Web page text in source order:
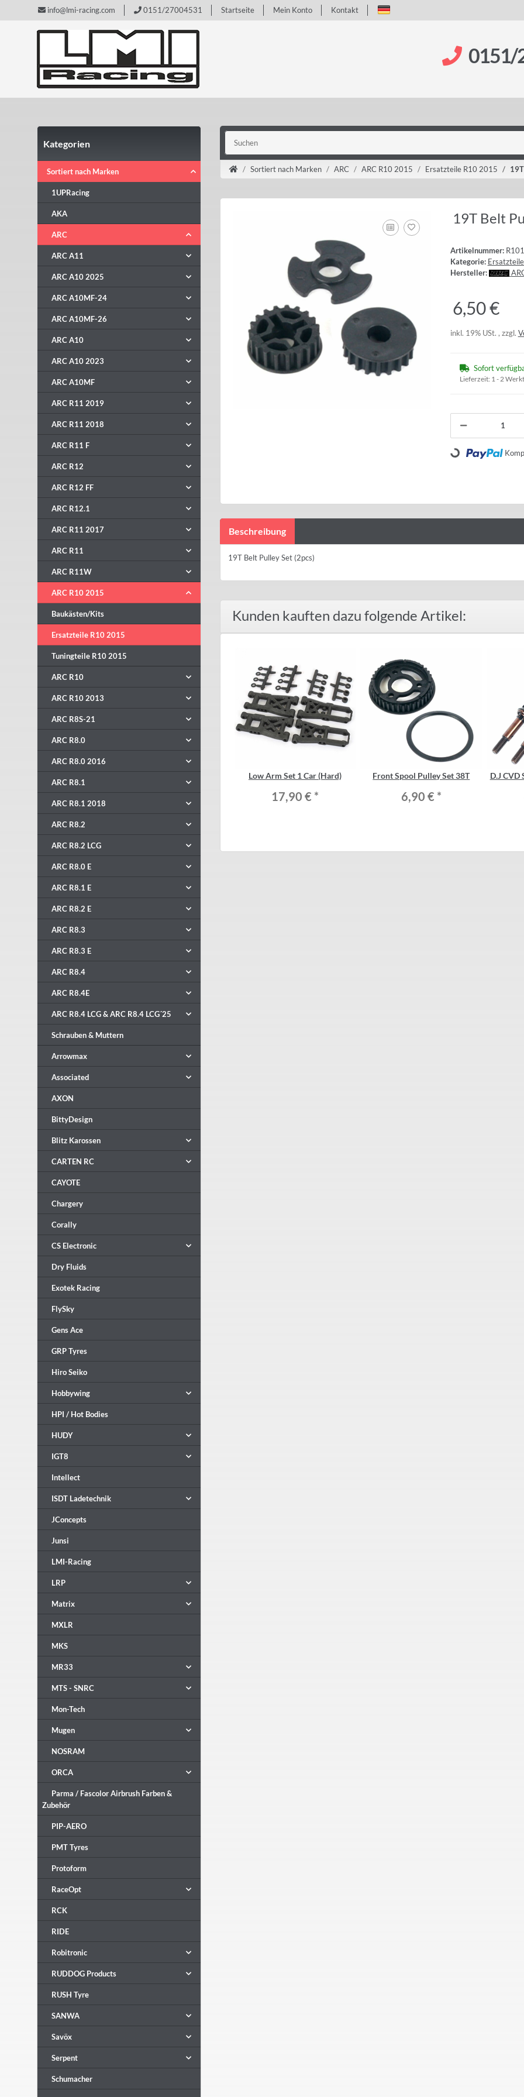
info@lmi-racing.com 0151/27004531 Startseite Mein Konto Kontakt
0151/
Sortiert nach Marken ARC ARC R10 2015 Ersatzteile R10 2015
19T Belt
Artikelnummer:
Kategorie:
Hersteller:
6,50 €
inkl. 19% USt. , zzgl.
Sofort
Lieferzeit: 1 - 2
Loading...
Beschreibung
19T Belt Pulley Set (2pcs)
Kunden kauften dazu folgende Artikel:
Low Arm Set 1 Car (Hard)
17,90 € *
Front Spool Pulley Set 38T
6,90 € *
D.J CVD
Kategorien
Sortiert nach Marken
1UPRacing
AKA
ARC
ARC A11
ARC A10 2025
ARC A10MF-24
ARC A10MF-26
ARC A10
ARC A10 2023
ARC A10MF
ARC R11 2019
ARC R11 2018
ARC R11 F
ARC R12
ARC R12 FF
ARC R12.1
ARC R11 2017
ARC R11
ARC R11W
ARC R10 2015
Baukästen/Kits
Ersatzteile R10 2015
Tuningteile R10 2015
ARC R10
ARC R10 2013
ARC R8S-21
ARC R8.0
ARC R8.0 2016
ARC R8.1
ARC R8.1 2018
ARC R8.2
ARC R8.2 LCG
ARC R8.0 E
ARC R8.1 E
ARC R8.2 E
ARC R8.3
ARC R8.3 E
ARC R8.4
ARC R8.4E
ARC R8.4 LCG & ARC R8.4 LCG´25
Schrauben & Muttern
Arrowmax
Associated
AXON
BittyDesign
Blitz Karossen
CARTEN RC
CAYOTE
Chargery
Corally
CS Electronic
Dry Fluids
Exotek Racing
FlySky
Gens Ace
GRP Tyres
Hiro Seiko
Hobbywing
HPI / Hot Bodies
HUDY
IGT8
Intellect
ISDT Ladetechnik
JConcepts
Junsi
LMI-Racing
LRP
Matrix
MXLR
MKS
MR33
MTS - SNRC
Mon-Tech
Mugen
NOSRAM
ORCA
Parma / Fascolor Airbrush Farben &
Zubehör
PIP-AERO
PMT Tyres
Protoform
RaceOpt
RCK
RIDE
Robitronic
RUDDOG Products
RUSH Tyre
SANWA
Savöx
Serpent
Schumacher